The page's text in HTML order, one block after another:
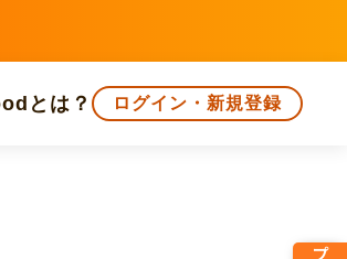
とは？ ログイン・新規登録